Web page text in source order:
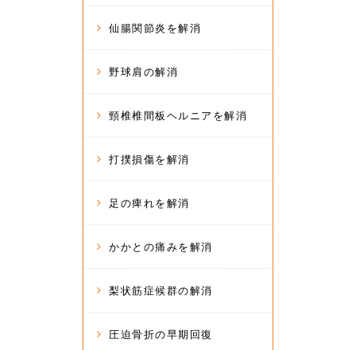
仙腸関節炎を解消
野球肩の解消
頸椎椎間板ヘルニアを解消
打撲損傷を解消
足の痺れを解消
かかとの痛みを解消
梨状筋症候群の解消
圧迫骨折の早期回復